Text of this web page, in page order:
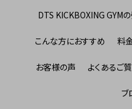
DTS KICKBOXING GYM
こんな方におすすめ 料
お客様の声 よくあるご
ブ